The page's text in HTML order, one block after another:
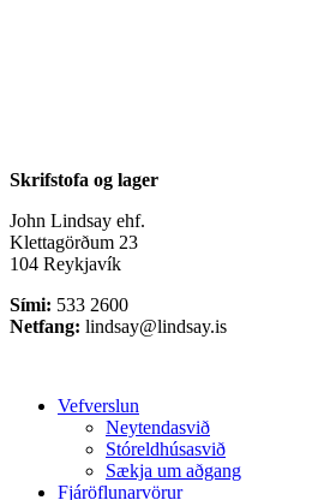
Skrifstofa og lager
John Lindsay ehf.
Klettagörðum 23
104 Reykjavík
Sími: 533 2600
Netfang: lindsay@lindsay.is
Close
Vefverslun
Neytendasvið
Stóreldhúsasvið
Sækja um aðgang
Fjáröflunarvörur